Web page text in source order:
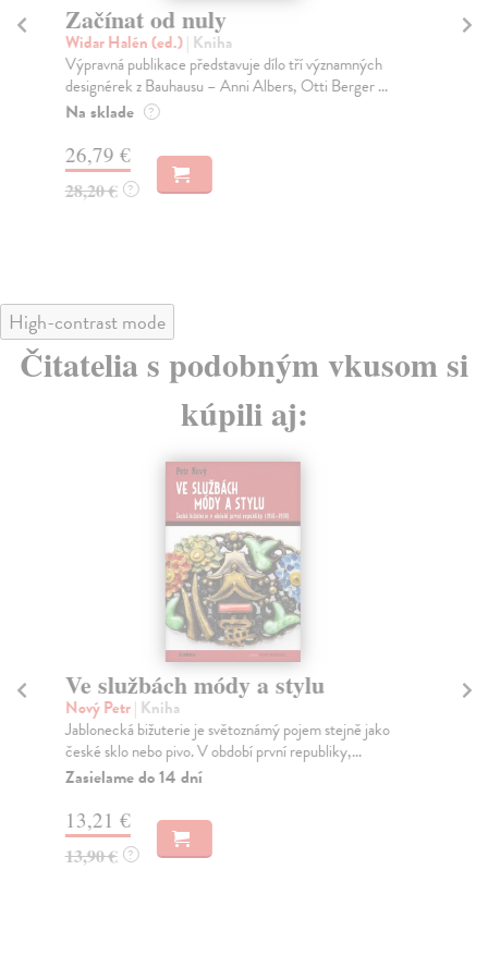
Začínat od nuly
Widar Halén (ed.)| Kniha
Výpravná publikace představuje dílo tří významných
designérek z Bauhausu – Anni Albers, Otti Berger ...
Na sklade ?
26,79 €
28,20 € ?
High-contrast mode
Čitatelia s podobným vkusom si
kúpili aj:
Ve službách módy a stylu
Nový Petr| Kniha
Jablonecká bižuterie je světoznámý pojem stejně jako
české sklo nebo pivo. V období první republiky,...
Zasielame do 14 dní
13,21 €
13,90 € ?